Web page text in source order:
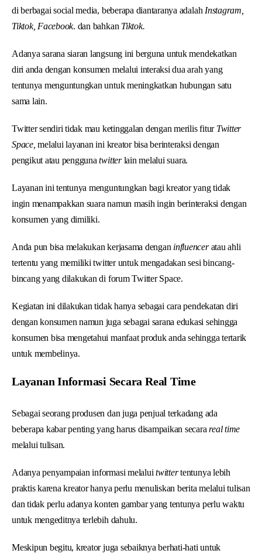
di berbagai social media, beberapa diantaranya adalah Instagram,
Tiktok, Facebook. dan bahkan Tiktok.
Adanya sarana siaran langsung ini berguna untuk mendekatkan
diri anda dengan konsumen melalui interaksi dua arah yang
tentunya menguntungkan untuk meningkatkan hubungan satu
sama lain.
Twitter sendiri tidak mau ketinggalan dengan merilis fitur Twitter
Space, melalui layanan ini kreator bisa berinteraksi dengan
pengikut atau pengguna twitterlain melalui suara.
Layanan ini tentunya menguntungkan bagi kreator yang tidak
ingin menampakkan suara namun masih ingin berinteraksi dengan
konsumen yang dimiliki.
Anda pun bisa melakukan kerjasama dengan influenceratau ahli
tertentu yang memiliki twitter untuk mengadakan sesi bincang-
bincang yang dilakukan di forum Twitter Space.
Kegiatan ini dilakukan tidak hanya sebagai cara pendekatan diri
dengan konsumen namun juga sebagai sarana edukasi sehingga
konsumen bisa mengetahui manfaat produk anda sehingga tertarik
untuk membelinya.
Layanan Informasi Secara Real Time
Sebagai seorang produsen dan juga penjual terkadang ada
beberapa kabar penting yang harus disampaikan secarareal time
melalui tulisan.
Adanya penyampaian informasi melalui twittertentunya lebih
praktis karena kreator hanya perlu menuliskan berita melalui tulisan
dan tidak perlu adanya konten gambar yang tentunya perlu waktu
untuk mengeditnya terlebih dahulu.
Meskipun begitu, kreator juga sebaiknya berhati-hati untuk